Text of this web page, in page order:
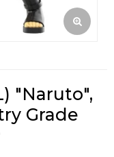
"Naruto",
Grade